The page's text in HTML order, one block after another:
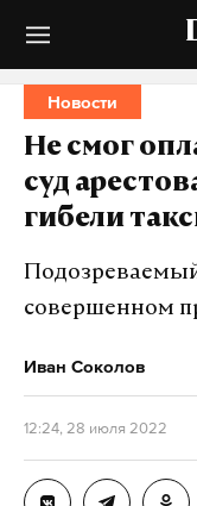
Новости
Не смог
суд
гибели
совершенном
Иван Соколов
12:24, 28 июля 2022